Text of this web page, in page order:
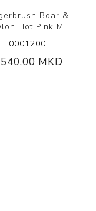
Boar &
Hot Pink M
0001200
MKD